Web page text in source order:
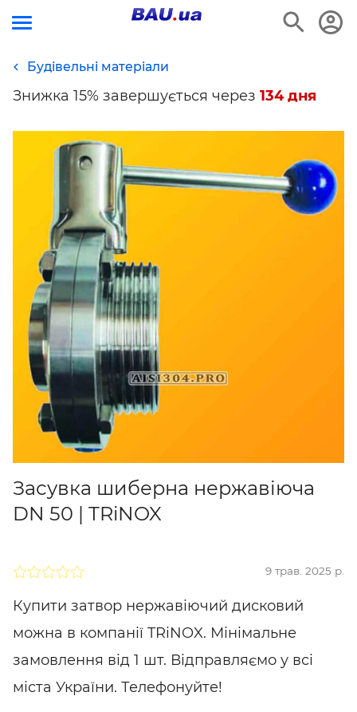
Будівельні матеріали
Знижка 15% завершується через 134 дня
Засувка шиберна нержавіюча
DN 50 | TRiNOX
9 трав. 2025 р.
Купити затвор нержавіючий дисковий
можна в компанії TRiNOX. Мінімальне
замовлення від 1 шт. Відправляємо у всі
міста України. Телефонуйте!